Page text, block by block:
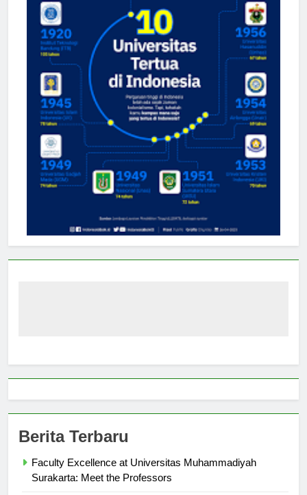
Berita Terbaru
Faculty Excellence at Universitas Muhammadiyah